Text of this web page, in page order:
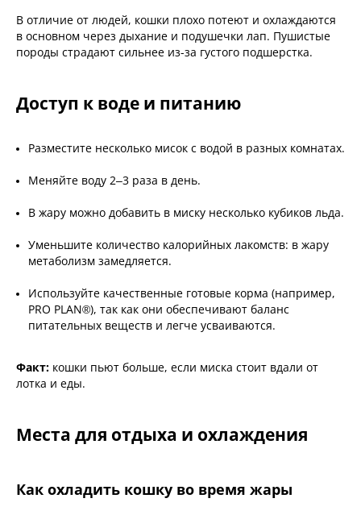
В отличие от людей, кошки плохо потеют и охлаждаются
в основном через дыхание и подушечки лап. Пушистые
породы страдают сильнее из-за густого подшерстка.
Доступ к воде и питанию
Разместите несколько мисок с водой в разных комнатах.
Меняйте воду 2–3 раза в день.
В жару можно добавить в миску несколько кубиков льда.
Уменьшите количество калорийных лакомств: в жару
метаболизм замедляется.
Используйте качественные готовые корма (например,
PRO PLAN®), так как они обеспечивают баланс
питательных веществ и легче усваиваются.
Факт: кошки пьют больше, если миска стоит вдали от
лотка и еды.
Места для отдыха и охлаждения
Как охладить кошку во время жары